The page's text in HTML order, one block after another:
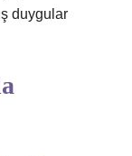
duygular